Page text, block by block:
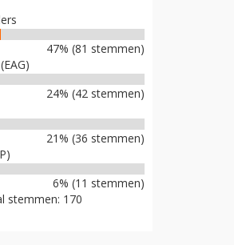
47% (81 stemmen)
24% (42 stemmen)
21% (36 stemmen)
6% (11 stemmen)
stemmen: 170